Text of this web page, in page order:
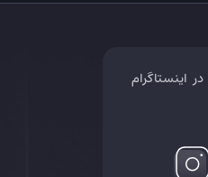
در اینستاگرام